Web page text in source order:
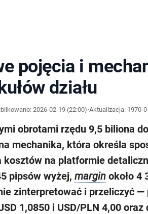
pojęcia i
działu
2026-02-19 (22:00)•Aktualizacja: 1970-
obrotami rzędu 9,5 biliona
mechanika, która określa
na platformie
pipsów wyżej, marginokoło 4
zinterpretować i przeliczyć
1,0850 i USD/PLN 4,00